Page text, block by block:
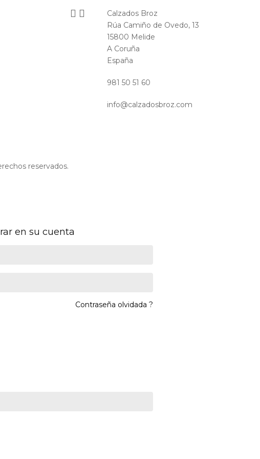
 
Calzados Broz
Rúa Camiño de Ovedo, 13
15800 Melide
A Coruña
España
981 50 51 60
info@calzadosbroz.com
reservados.
en su cuenta
Contraseña olvidada ?